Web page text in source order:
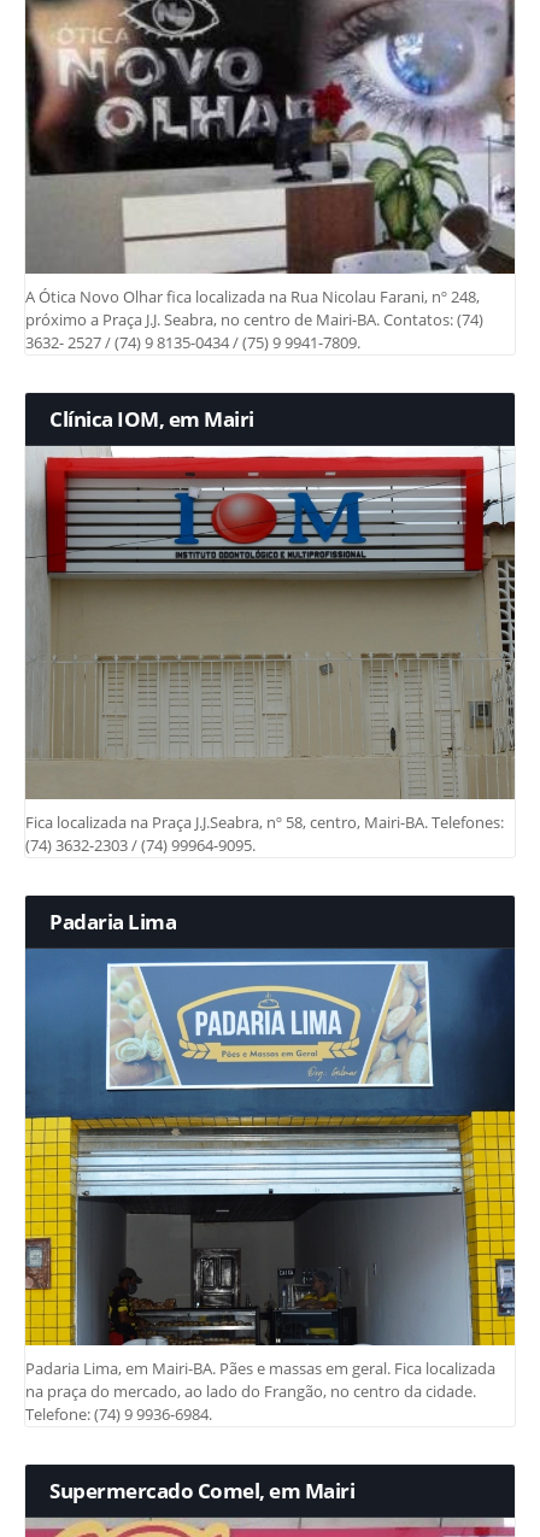
A Ótica Novo Olhar fica localizada na Rua Nicolau Farani, nº 248,
próximo a Praça J.J. Seabra, no centro de Mairi-BA. Contatos: (74)
3632- 2527 / (74) 9 8135-0434 / (75) 9 9941-7809.
Clínica IOM, em Mairi
Fica localizada na Praça J.J.Seabra, nº 58, centro, Mairi-BA. Telefones:
(74) 3632-2303 / (74) 99964-9095.
Padaria Lima
Padaria Lima, em Mairi-BA. Pães e massas em geral. Fica localizada
na praça do mercado, ao lado do Frangão, no centro da cidade.
Telefone: (74) 9 9936-6984.
Supermercado Comel, em Mairi